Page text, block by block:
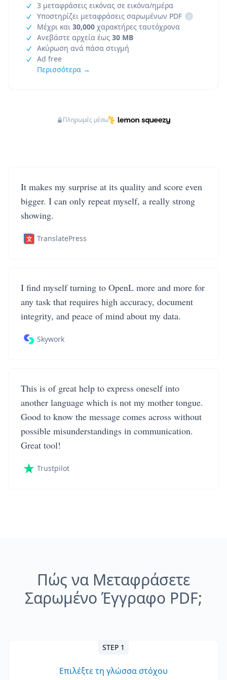
3 μεταφράσεις εικόνας σε εικόνα/ημέρα
Υποστηρίζει μεταφράσεις σαρωμένων PDF
i
Μέχρι και 30,000 χαρακτήρες ταυτόχρονα
Ανεβάστε αρχεία έως 30 MB
Ακύρωση ανά πάσα στιγμή
Ad free
Περισσότερα →
Πληρωμές μέσω
It makes my surprise at its quality and score even
bigger. I can only repeat myself, a really strong
showing.
TranslatePress
I find myself turning to OpenL more and more for
any task that requires high accuracy, document
integrity, and peace of mind about my data.
Skywork
This is of great help to express oneself into
another language which is not my mother tongue.
Good to know the message comes across without
possible misunderstandings in communication.
Great tool!
Trustpilot
Πώς να Μεταφράσετε
Σαρωμένο Έγγραφο PDF;
STEP 1
Επιλέξτε τη γλώσσα στόχου